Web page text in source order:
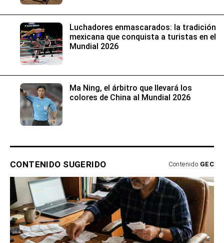
Luchadores enmascarados: la tradición
mexicana que conquista a turistas en el
Mundial 2026
Ma Ning, el árbitro que llevará los
colores de China al Mundial 2026
CONTENIDO SUGERIDO Contenido GEC